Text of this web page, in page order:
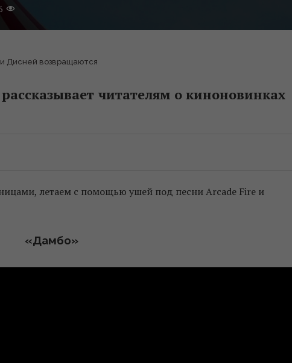
Дисней возвращаются
читателям о киноновинках
летаем с помощью ушей под песни Arcade Fire и
«Дамбо»